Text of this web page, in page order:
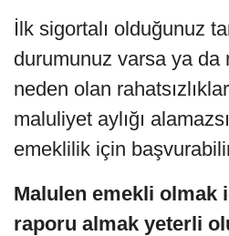
İlk sigortalı olduğunuz
durumunuz varsa ya da
neden olan
maluliyet aylığı
emeklilik için
Malulen emekli olmak
raporu almak yeterli